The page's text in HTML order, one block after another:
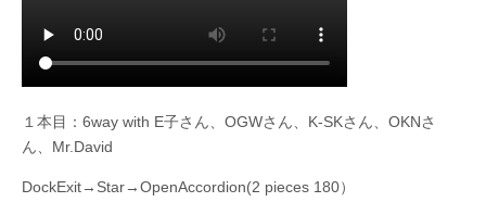
１本目：6way with E子さん、OGWさん、K-SKさん、OKNさ
ん、Mr.David
DockExit→Star→OpenAccordion(2 pieces 180）